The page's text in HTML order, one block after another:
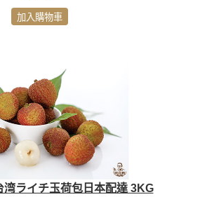
加入購物車
湾ライチ玉荷包日本配達 3KG